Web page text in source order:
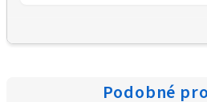
Podobné